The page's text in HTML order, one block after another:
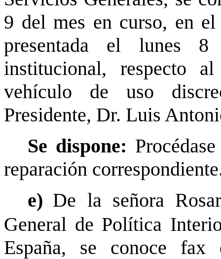
9 del mes en curso, en
presentada el lunes
institucional, respecto
vehículo de uso
Presidente, Dr. Luis
Se dispone:
reparación
e) De la señora
General de Política
España, se conoce